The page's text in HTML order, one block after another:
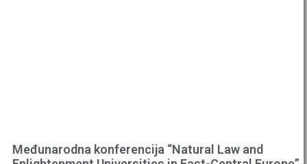
Međunarodna konferencija “Natural Law and